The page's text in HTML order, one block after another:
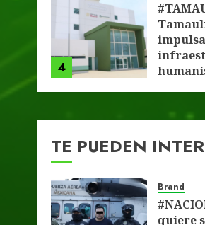
4
4 DE
TE PUEDEN
Brand
quiere